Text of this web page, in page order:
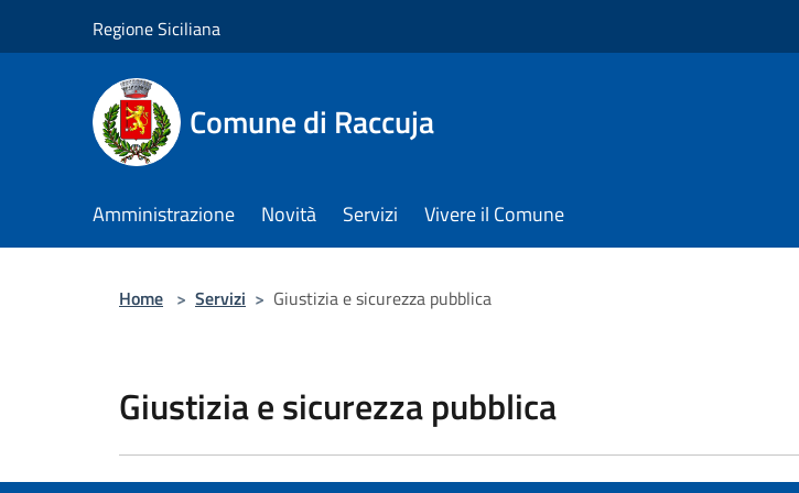
Regione Siciliana
Comune di Raccuja
Amministrazione Novità Servizi Vivere il Comune
Home > Servizi > Giustizia e sicurezza pubblica
Giustizia e sicurezza pubblica